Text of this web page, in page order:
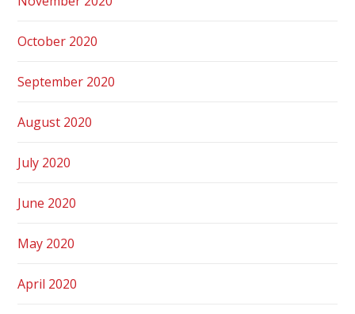
October 2020
September 2020
August 2020
July 2020
June 2020
May 2020
April 2020